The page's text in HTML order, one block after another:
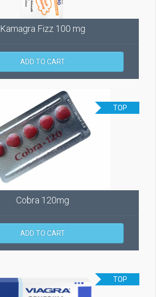
Kamagra Fizz 100 mg
ADD TO CART
TOP
Cobra 120mg
ADD TO CART
TOP